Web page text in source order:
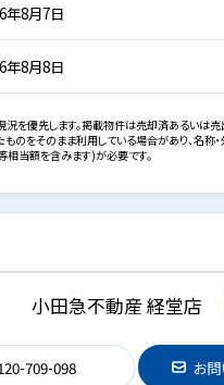
年8月7日
年8月8日
優先します。掲載物件は売却済あるいは売
のをそのまま利用している場合があり、名称
当額を含みます)が必要です。
小田急不動産 経堂店
709-098 お